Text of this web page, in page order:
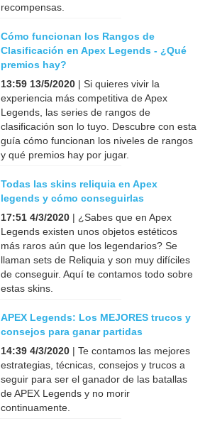
recompensas.
Cómo funcionan los Rangos de
Clasificación en Apex Legends - ¿Qué
premios hay?
13:59 13/5/2020 | Si quieres vivir la
experiencia más competitiva de Apex
Legends, las series de rangos de
clasificación son lo tuyo. Descubre con esta
guía cómo funcionan los niveles de rangos
y qué premios hay por jugar.
Todas las skins reliquia en Apex
legends y cómo conseguirlas
17:51 4/3/2020 | ¿Sabes que en Apex
Legends existen unos objetos estéticos
más raros aún que los legendarios? Se
llaman sets de Reliquia y son muy difíciles
de conseguir. Aquí te contamos todo sobre
estas skins.
APEX Legends: Los MEJORES trucos y
consejos para ganar partidas
14:39 4/3/2020 | Te contamos las mejores
estrategias, técnicas, consejos y trucos a
seguir para ser el ganador de las batallas
de APEX Legends y no morir
continuamente.